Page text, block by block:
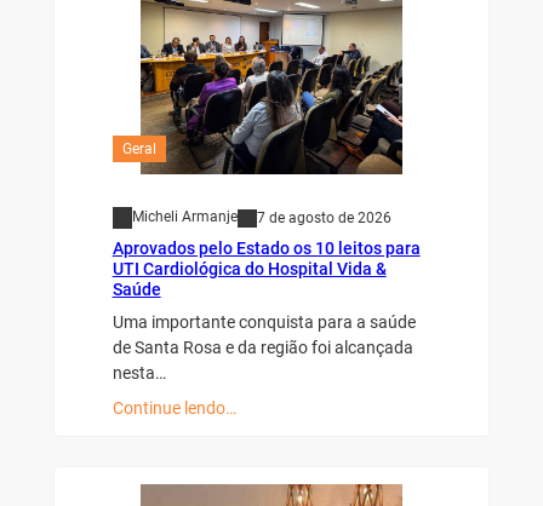
Geral
Micheli Armanje 7 de agosto de 2026
Aprovados pelo Estado os 10 leitos para
UTI Cardiológica do Hospital Vida &
Saúde
Uma importante conquista para a saúde
de Santa Rosa e da região foi alcançada
nesta…
Continue lendo…